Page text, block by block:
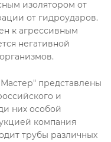
изолятором от
от гидроударов.
к агрессивным
негативной
представлены
и
них особой
компания
трубы различных